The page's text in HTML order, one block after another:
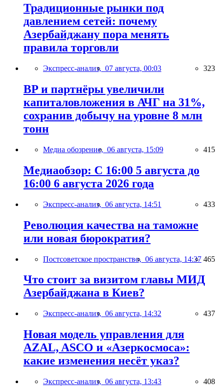
Традиционные рынки под
давлением сетей: почему
Азербайджану пора менять
правила торговли
Экспресс-анализ, 07 августа, 00:03 323
BP и партнёры увеличили
капиталовложения в АЧГ на 31%,
сохранив добычу на уровне 8 млн
тонн
Медиа обозрение, 06 августа, 15:09 415
Медиаобзор: С 16:00 5 августа до
16:00 6 августа 2026 года
Экспресс-анализ, 06 августа, 14:51 433
Революция качества на таможне
или новая бюрократия?
Постсоветское пространство, 06 августа, 14:37 465
Что стоит за визитом главы МИД
Азербайджана в Киев?
Экспресс-анализ, 06 августа, 14:32 437
Новая модель управления для
AZAL, ASCO и «Азеркосмоса»:
какие изменения несёт указ?
Экспресс-анализ, 06 августа, 13:43 408